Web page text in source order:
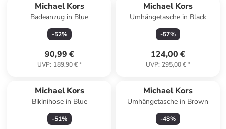
Michael Kors
Badeanzug in Blue
-52%
90,99 €
UVP: 189,90 €*
Michael Kors
Umhängetasche in Black
-57%
124,00 €
UVP: 295,00 €*
Michael Kors
Bikinihose in Blue
-51%
Michael Kors
Umhängetasche in Brown
-48%